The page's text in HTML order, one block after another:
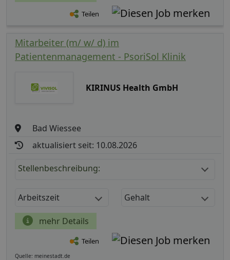
Teilen
Mitarbeiter (m/ w/ d) im
Patientenmanagement - PsoriSol Klinik
KIRINUS Health GmbH
Bad Wiessee
aktualisiert seit: 10.08.2026
Stellenbeschreibung:
Arbeitszeit Gehalt
mehr Details
Teilen
Quelle: meinestadt.de